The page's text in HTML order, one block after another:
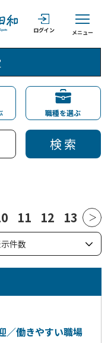
ログイン メニュー
職種を選ぶ
検 索
11 12 13
／働きやすい職場